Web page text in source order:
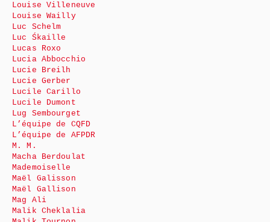
Louise Villeneuve
Louise Wailly
Luc Schelm
Luc Śkaille
Lucas Roxo
Lucia Abbocchio
Lucie Breilh
Lucie Gerber
Lucile Carillo
Lucile Dumont
Lug Sembourget
L’équipe de CQFD
L’équipe de AFPDR
M. M.
Macha Berdoulat
Mademoiselle
Maël Galisson
Maël Gallison
Mag Ali
Malik Cheklalia